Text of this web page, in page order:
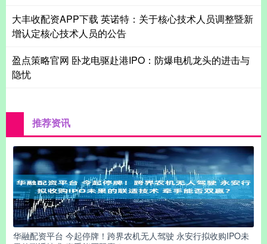
大丰收配资APP下载 英诺特：关于核心技术人员调整暨新
增认定核心技术人员的公告
盈点策略官网 卧龙电驱赴港IPO：防爆电机龙头的进击与
隐忧
推荐资讯
华融配资平台 今起停牌！跨界农机无人驾驶 永安行拟收购IPO未